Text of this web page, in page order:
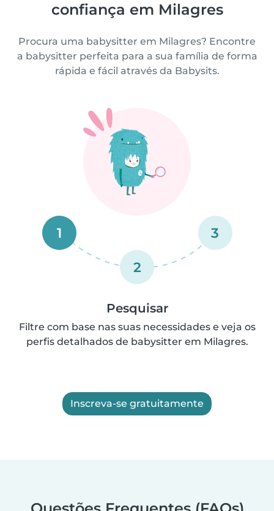
confiança em Milagres
Procura uma babysitter em Milagres? Encontre
a babysitter perfeita para a sua família de forma
rápida e fácil através da Babysits.
1
2
3
Pesquisar
Filtre com base nas suas necessidades e veja os
perfis detalhados de babysitter em Milagres.
Inscreva-se gratuitamente